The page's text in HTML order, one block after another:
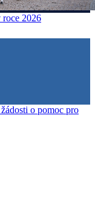
2026
o pomoc pro